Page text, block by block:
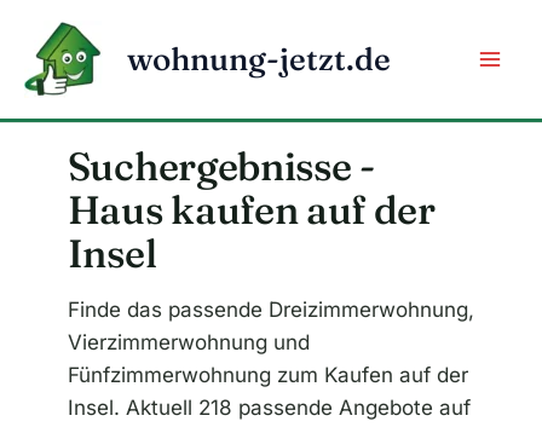
Inhalt
springen
wohnung-jetzt.de
Suchergebnisse -
Haus kaufen auf der
Insel
Finde das passende Dreizimmerwohnung,
Vierzimmerwohnung und
Fünfzimmerwohnung zum Kaufen auf der
Insel. Aktuell 218 passende Angebote auf